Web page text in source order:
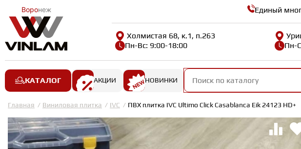
Воронеж Единый
Холмистая 68, к.1, п.263
Пн-Вс: 9:00-18:00
Пн-
КАТАЛОГ АКЦИИ НОВИНКИ
Главная Виниловая плитка IVC ПВХ плитка IVC Ultimo Сlick Casablanca Eik 24123 HD+